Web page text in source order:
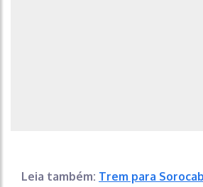
Leia também: Trem para